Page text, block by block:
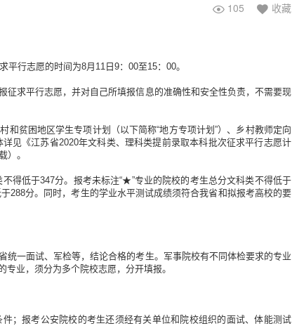
105 收藏
行志愿的时间为8月11日9：00至15：00。
求平行志愿，并对自己所填报信息的准确性和安全性负责，不需要现
贫困地区学生专项计划（以下简称“地方专项计划”）、乡村教师定向
见《江苏省2020年文科类、理科类提前录取本科批次征求平行志愿计
）。
得低于347分。报考未标注“★”专业的院校的考生总分文科类不得低于
288分。同时，考生的学业水平测试成绩须符合我省和拟报考高校的要
一面试、军检等，结论合格的考生。军事院校有不同体检要求的专业
业，须分为多个院校志愿，分开填报。
；报考公安院校的考生还须经有关单位和院校组织的面试、体能测试